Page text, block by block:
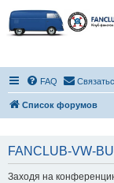
FAQ
Список форумов
FANCLUB-VW-
Заходя на